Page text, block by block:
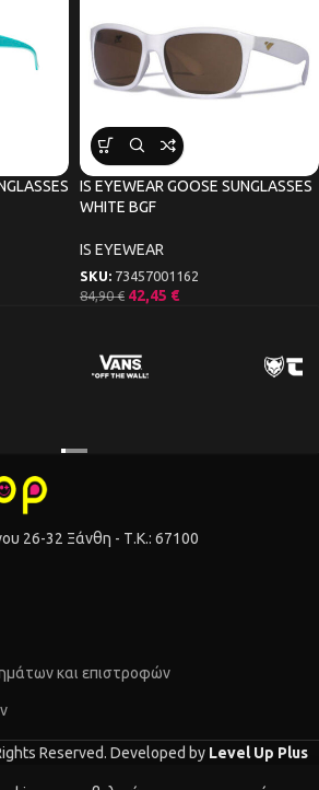
IS EYEWEAR GOOSE SUNGLASSES
WHITE BGF
IS EYEWEAR
SKU: 73457001162
84,90€ 42,45 €
26-32 Ξάνθη - Τ.Κ.: 67100
και επιστροφών
Reserved. Developed by Level Up Plus